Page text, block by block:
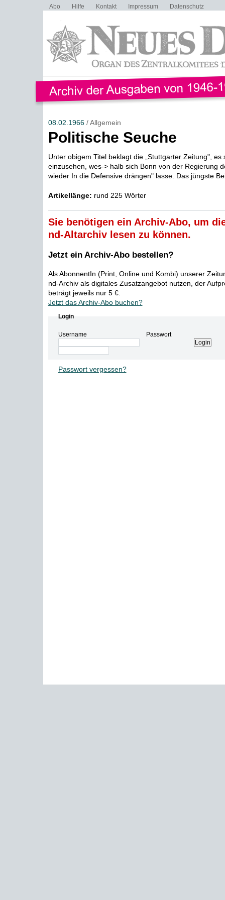
Abo Hilfe Kontakt Impressum Datenschutz
08.02.1966/ Allgemein
Politische Seuche
Unter obigem Titel beklagt die „Stuttgarter Zeitung", es
einzusehen, wes-> halb sich Bonn von der Regierung
wieder In die Defensive drängen" lasse. Das jüngste
Artikellänge: rund 225 Wörter
Sie benötigen ein Archiv-Abo, um
nd-Altarchiv lesen zu können.
Jetzt ein Archiv-Abo bestellen?
Als AbonnentIn (Print, Online und Kombi) unserer
nd-Archiv als digitales Zusatzangebot nutzen, der
beträgt jeweils nur 5 €.
Jetzt das Archiv-Abo buchen?
Login
Username Passwort
Passwort vergessen?